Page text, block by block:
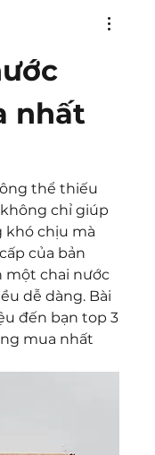
nhất
thể thiếu
chỉ giúp
khó chịu mà
của bản
một chai nước
dễ dàng. Bài
đến bạn top 3
mua nhất